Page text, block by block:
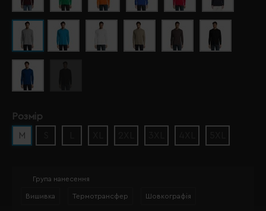
Розмір
M
Група нанесення
Вишивка Термотрансфер Шовкографія